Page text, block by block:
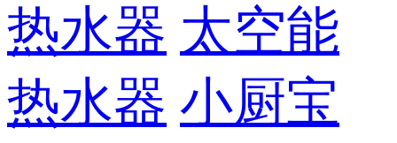
热水器 太空能
热水器 小厨宝